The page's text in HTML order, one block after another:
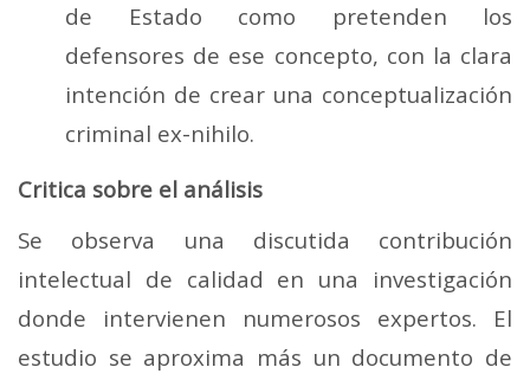
de Estado como pretenden los
defensores de ese concepto, con la clara
intención de crear una conceptualización
criminal ex-nihilo.
Critica sobre el análisis
Se observa una discutida contribución
intelectual de calidad en una investigación
donde intervienen numerosos expertos. El
estudio se aproxima más un documento de